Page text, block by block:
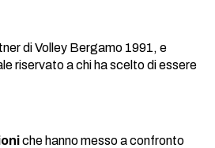
di Volley Bergamo 1991, e
riservato a chi ha scelto di essere
che hanno messo a confronto